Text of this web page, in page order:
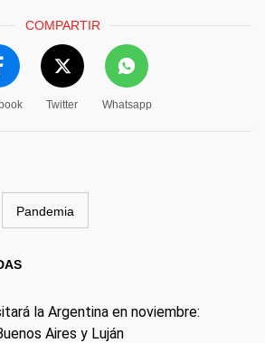
COMPARTIR
Twitter Whatsapp
Pandemia
la Argentina en noviembre:
Aires y Luján